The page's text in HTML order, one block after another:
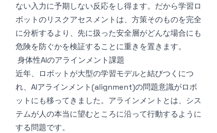
ない入力に予期しない反応をし得ます。だから学習ロ
ボットのリスクアセスメントは、方策そのものを完全
に分析するより、先に扱った安全層がどんな場合にも
危険を防ぐかを検証することに重きを置きます。
身体性AIのアラインメント課題
近年、ロボットが大型の学習モデルと結びつくにつ
れ、AIアラインメント(alignment)の問題意識がロボ
ットにも移ってきました。アラインメントとは、シス
テムが人の本当に望むところに沿って行動するように
する問題です。